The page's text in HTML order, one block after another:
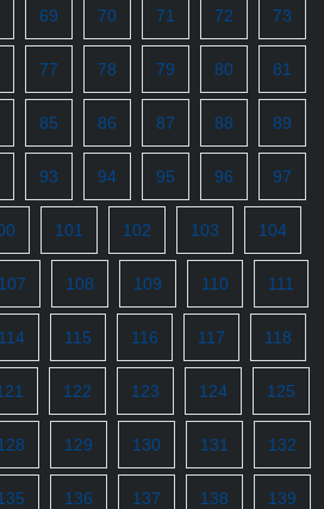
69 70 71 72 73
77 78 79 80 81
85 86 87 88 89
93 94 95 96 97
101 102 103 104
107 108 109 110 111
114 115 116 117 118
122 123 124 125
129 130 131 132
136 137 138 139